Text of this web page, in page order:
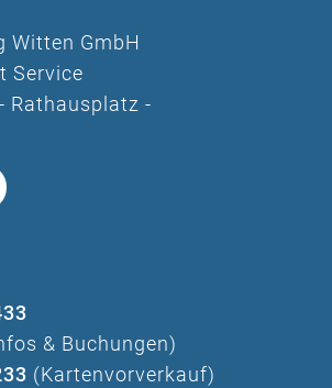
Witten GmbH
Service
Rathausplatz -
& Buchungen)
(Kartenvorverkauf)